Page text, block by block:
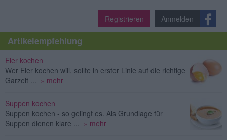
Registrieren Anmelden
Artikelempfehlung
Eier kochen
Wer Eier kochen will, sollte in erster Linie auf die richtige
Garzeit ...
» mehr
Suppen kochen
Suppen kochen - so gelingt es. Als Grundlage für
Suppen dienen klare ...
» mehr